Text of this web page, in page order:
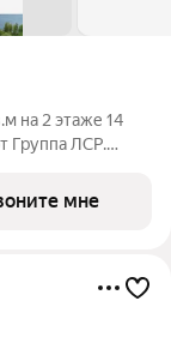
на 2 этаже 14
Группа ЛСР.
и
мне